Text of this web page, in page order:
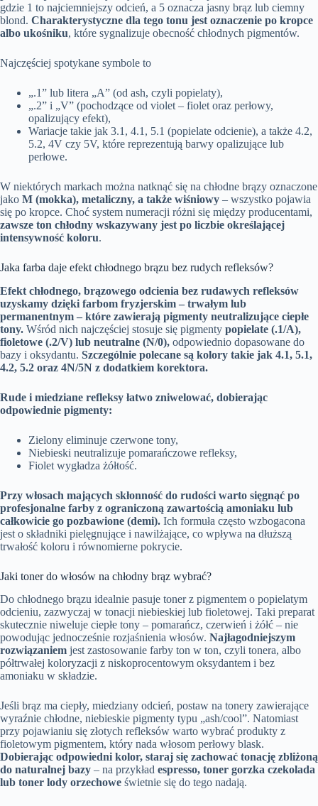
gdzie 1 to najciemniejszy odcień, a 5 oznacza jasny brąz lub ciemny
blond. Charakterystyczne dla tego tonu jest oznaczenie po kropce
albo ukośniku, które sygnalizuje obecność chłodnych pigmentów.
Najczęściej spotykane symbole to
„.1” lub litera „A” (od ash, czyli popielaty),
„.2” i „V” (pochodzące od violet – fiolet oraz perłowy,
opalizujący efekt),
Wariacje takie jak 3.1, 4.1, 5.1 (popielate odcienie), a także 4.2,
5.2, 4V czy 5V, które reprezentują barwy opalizujące lub
perłowe.
W niektórych markach można natknąć się na chłodne brązy oznaczone
jako M (mokka), metaliczny, a także wiśniowy – wszystko pojawia
się po kropce. Choć system numeracji różni się między producentami,
zawsze ton chłodny wskazywany jest po liczbie określającej
intensywność koloru.
Jaka farba daje efekt chłodnego brązu bez rudych refleksów?
Efekt chłodnego, brązowego odcienia bez rudawych refleksów
uzyskamy dzięki farbom fryzjerskim – trwałym lub
permanentnym – które zawierają pigmenty neutralizujące ciepłe
tony. Wśród nich najczęściej stosuje się pigmenty popielate (.1/A),
fioletowe (.2/V) lub neutralne (N/0), odpowiednio dopasowane do
bazy i oksydantu. Szczególnie polecane są kolory takie jak 4.1, 5.1,
4.2, 5.2 oraz 4N/5N z dodatkiem korektora.
Rude i miedziane refleksy łatwo zniwelować, dobierając
odpowiednie pigmenty:
Zielony eliminuje czerwone tony,
Niebieski neutralizuje pomarańczowe refleksy,
Fiolet wygładza żółtość.
Przy włosach mających skłonność do rudości warto sięgnąć po
profesjonalne farby z ograniczoną zawartością amoniaku lub
całkowicie go pozbawione (demi). Ich formuła często wzbogacona
jest o składniki pielęgnujące i nawilżające, co wpływa na dłuższą
trwałość koloru i równomierne pokrycie.
Jaki toner do włosów na chłodny brąz wybrać?
Do chłodnego brązu idealnie pasuje toner z pigmentem o popielatym
odcieniu, zazwyczaj w tonacji niebieskiej lub fioletowej. Taki preparat
skutecznie niweluje ciepłe tony – pomarańcz, czerwień i żółć – nie
powodując jednocześnie rozjaśnienia włosów. Najłagodniejszym
rozwiązaniem jest zastosowanie farby ton w ton, czyli tonera, albo
półtrwałej koloryzacji z niskoprocentowym oksydantem i bez
amoniaku w składzie.
Jeśli brąz ma ciepły, miedziany odcień, postaw na tonery zawierające
wyraźnie chłodne, niebieskie pigmenty typu „ash/cool”. Natomiast
przy pojawianiu się złotych refleksów warto wybrać produkty z
fioletowym pigmentem, który nada włosom perłowy blask.
Dobierając odpowiedni kolor, staraj się zachować tonację zbliżoną
do naturalnej bazy – na przykład espresso, toner gorzka czekolada
lub toner lody orzechowe świetnie się do tego nadają.